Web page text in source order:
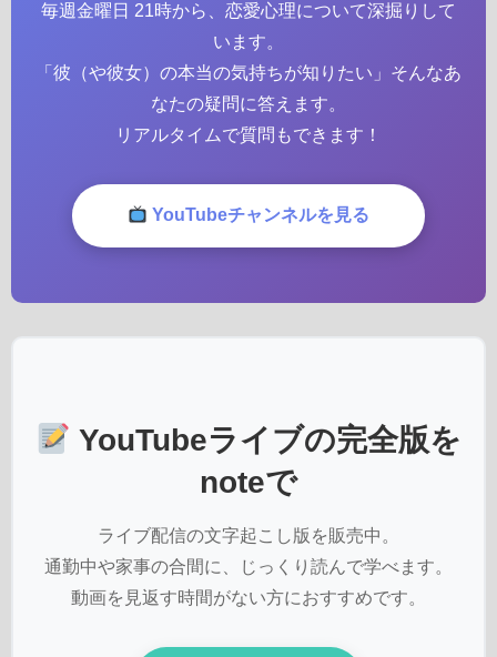
毎週金曜日 21時から、恋愛心理について深掘りして
います。
「彼（や彼女）の本当の気持ちが知りたい」そんなあ
なたの疑問に答えます。
リアルタイムで質問もできます！
YouTubeチャンネルを見る
YouTubeライブの完全版を
noteで
ライブ配信の文字起こし版を販売中。
通勤中や家事の合間に、じっくり読んで学べます。
動画を見返す時間がない方におすすめです。